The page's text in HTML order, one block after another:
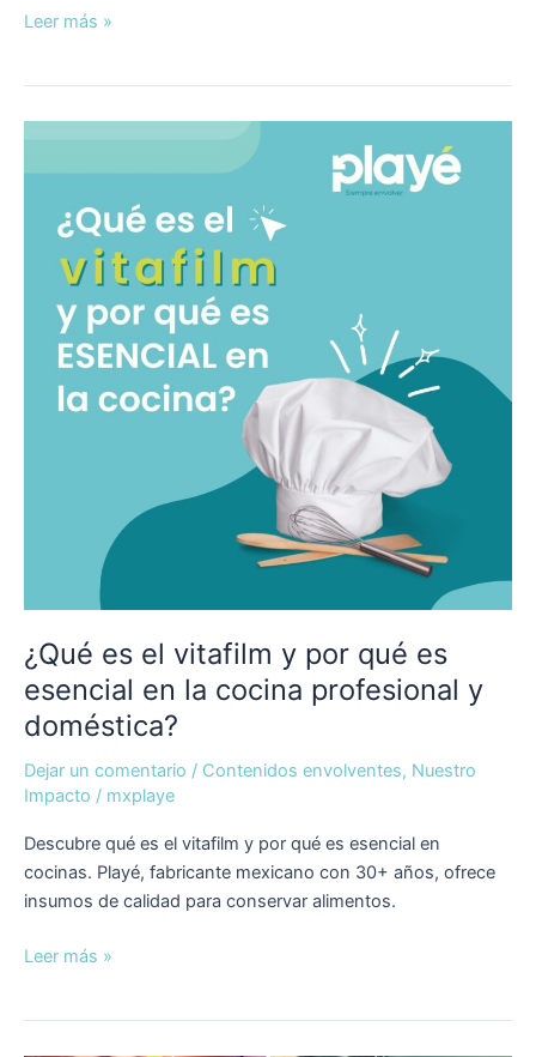
Leer más »
¿Qué es el vitafilm y por qué es
esencial en la cocina profesional y
doméstica?
Dejar un comentario / Contenidos envolventes, Nuestro
Impacto / mxplaye
Descubre qué es el vitafilm y por qué es esencial en
cocinas. Playé, fabricante mexicano con 30+ años, ofrece
insumos de calidad para conservar alimentos.
vitafilm
esencial
doméstica?
Leer más »